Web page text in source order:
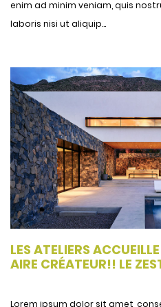
enim ad minim veniam, quis
laboris nisi ut aliquip...
LES ATELIERS
AIRE CRÉATEUR!! LE
Lorem ipsum dolor sit amet,